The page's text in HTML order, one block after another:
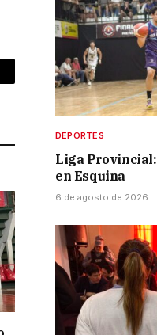
DEPORTES
Liga
en Esquina
6 de agosto de 2026